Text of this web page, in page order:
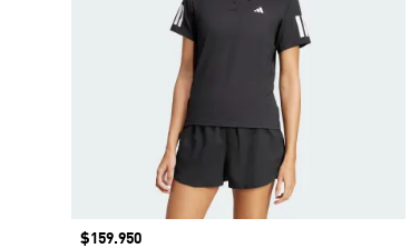
Precio
$159.950